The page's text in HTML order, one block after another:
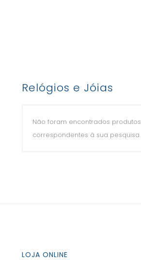
Relógios e Jóias
Não foram encontrados produtos
correspondentes à sua pesquisa.
LOJA ONLINE